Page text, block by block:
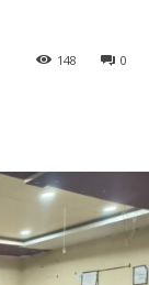
0
148